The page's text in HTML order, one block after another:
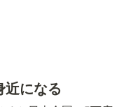
になる